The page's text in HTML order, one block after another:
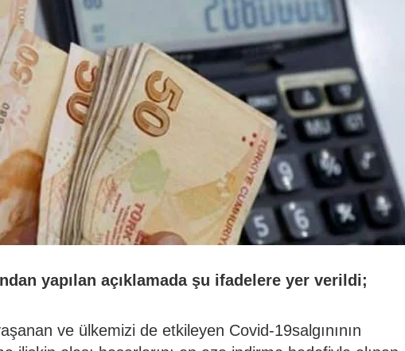
yapılan açıklamada şu ifadelere yer verildi;
ve ülkemizi de etkileyen Covid-19salgınının